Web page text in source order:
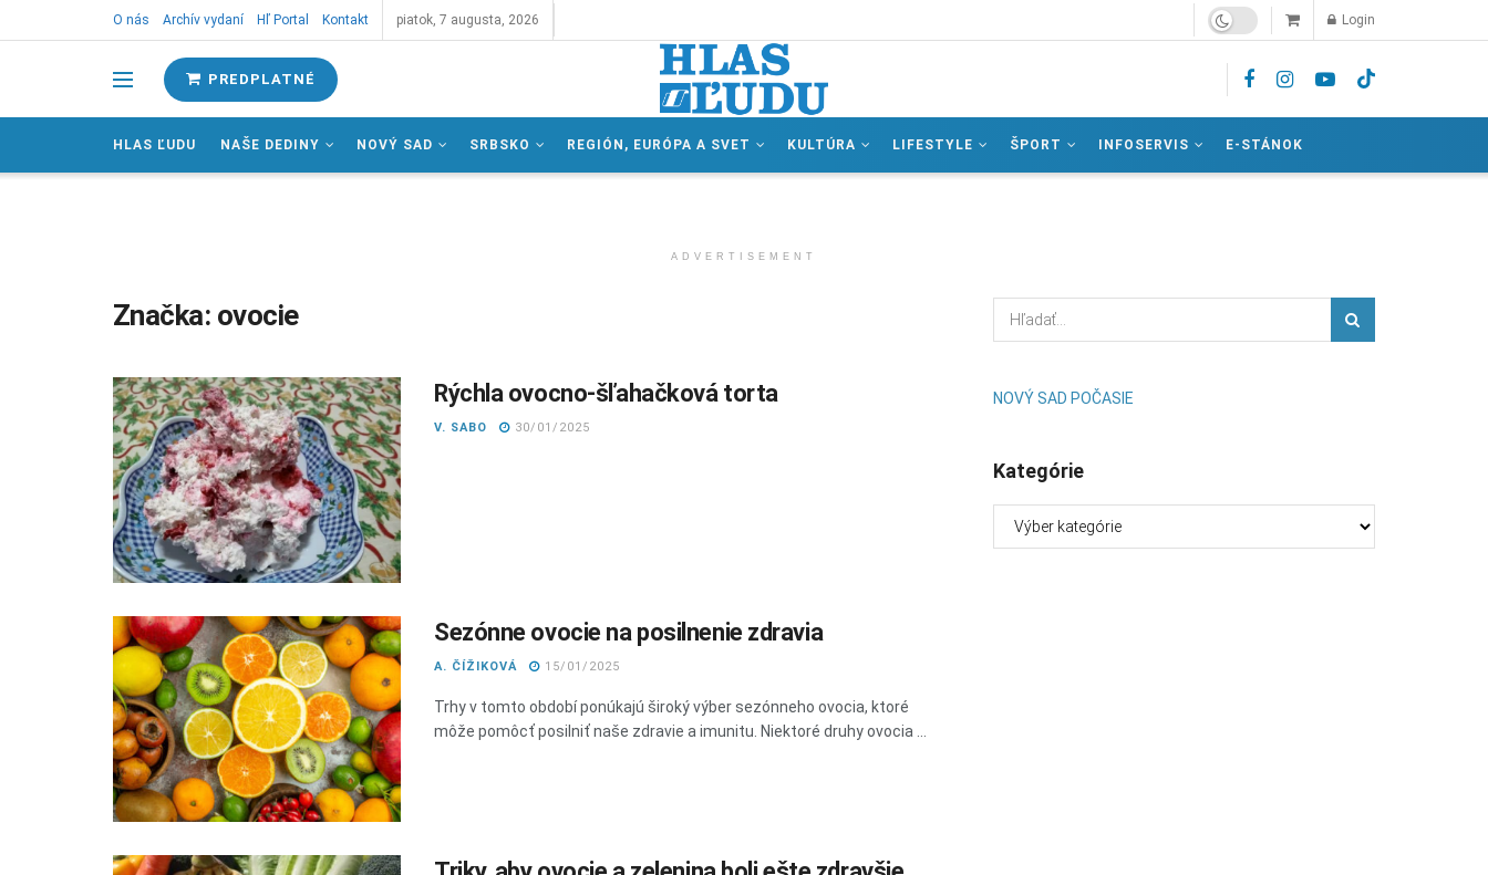
O nás Archív vydaní Hľ Portal Kontakt piatok, 7 augusta, 2026 Login
PREDPLATNÉ
HLAS ĽUDU NAŠE DEDINY NOVÝ SAD SRBSKO REGIÓN, EURÓPA A SVET KULTÚRA LIFESTYLE ŠPORT INFOSERVIS E-STÁNOK
ADVERTISEMENT
Značka: ovocie
Rýchla ovocno-šľahačková torta
V. SABO 30/01/2025
Sezónne ovocie na posilnenie zdravia
A. ČÍŽIKOVÁ 15/01/2025
Trhy v tomto období ponúkajú široký výber sezónneho ovocia, ktoré
môže pomôcť posilniť naše zdravie a imunitu. Niektoré druhy ovocia ...
NOVÝ SAD POČASIE
Kategórie